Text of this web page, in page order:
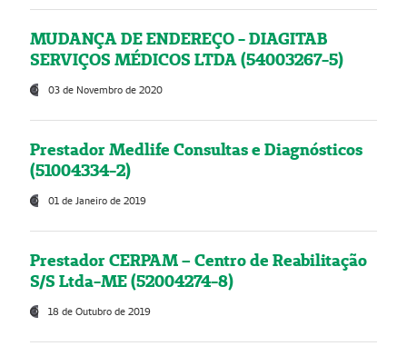
MUDANÇA DE ENDEREÇO - DIAGITAB
SERVIÇOS MÉDICOS LTDA (54003267-5)
03 de Novembro de 2020
Prestador Medlife Consultas e Diagnósticos
(51004334-2)
01 de Janeiro de 2019
Prestador CERPAM – Centro de Reabilitação
S/S Ltda-ME (52004274-8)
18 de Outubro de 2019